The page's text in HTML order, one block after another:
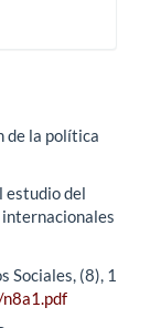
de la política
estudio del
Sociales, (8), 1